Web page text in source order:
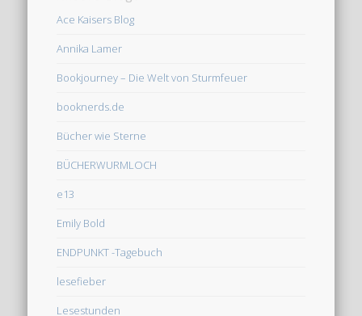
Ace Kaisers Blog
Annika Lamer
Bookjourney – Die Welt von Sturmfeuer
booknerds.de
Bücher wie Sterne
BÜCHERWURMLOCH
e13
Emily Bold
ENDPUNKT -Tagebuch
lesefieber
Lesestunden